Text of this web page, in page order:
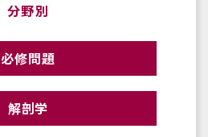
分野別
必修問題
解剖学